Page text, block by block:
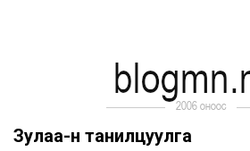
Зулаа-н танилцуулга